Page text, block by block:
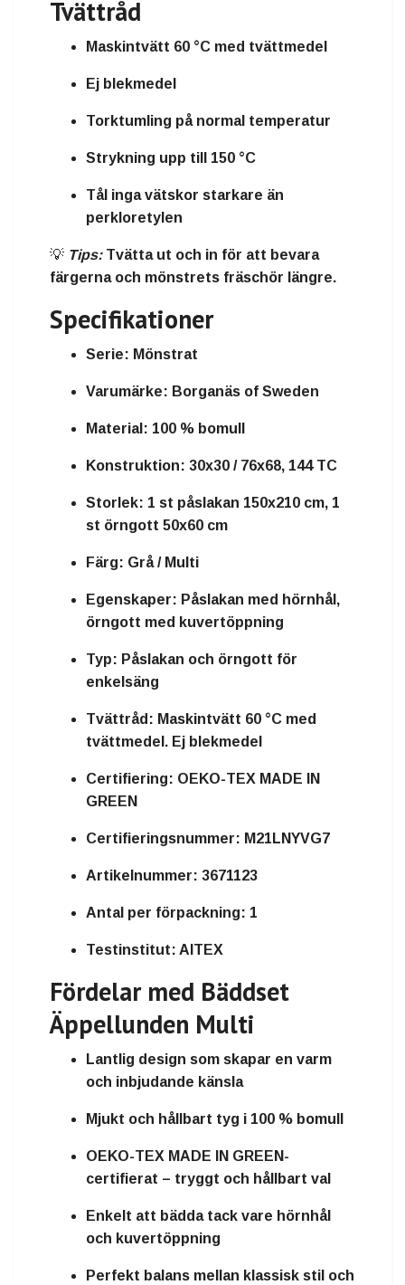
Tvättråd
Maskintvätt 60 °C med tvättmedel
Ej blekmedel
Torktumling på normal temperatur
Strykning upp till 150 °C
Tål inga vätskor starkare än
perkloretylen
💡 Tips:Tvätta ut och in för att bevara
färgerna och mönstrets fräschör längre.
Specifikationer
Serie: Mönstrat
Varumärke: Borganäs of Sweden
Material: 100 % bomull
Konstruktion: 30x30 / 76x68, 144 TC
Storlek: 1 st påslakan 150x210 cm, 1
st örngott 50x60 cm
Färg: Grå / Multi
Egenskaper: Påslakan med hörnhål,
örngott med kuvertöppning
Typ: Påslakan och örngott för
enkelsäng
Tvättråd: Maskintvätt 60 °C med
tvättmedel. Ej blekmedel
Certifiering: OEKO-TEX MADE IN
GREEN
Certifieringsnummer: M21LNYVG7
Artikelnummer: 3671123
Antal per förpackning: 1
Testinstitut: AITEX
Fördelar med Bäddset
Äppellunden Multi
Lantlig design som skapar en varm
och inbjudande känsla
Mjukt och hållbart tyg i 100 % bomull
OEKO-TEX MADE IN GREEN-
certifierat – tryggt och hållbart val
Enkelt att bädda tack vare hörnhål
och kuvertöppning
Perfekt balans mellan klassisk stil och